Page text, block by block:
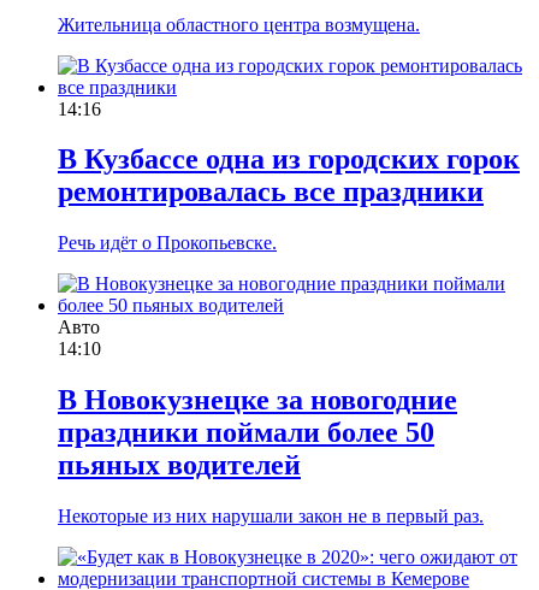
Жительница областного центра возмущена.
14:16
В Кузбассе одна из городских горок
ремонтировалась все праздники
Речь идёт о Прокопьевске.
Авто
14:10
В Новокузнецке за новогодние
праздники поймали более 50
пьяных водителей
Некоторые из них нарушали закон не в первый раз.